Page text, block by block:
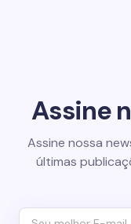
Assine
Assine nossa
últimas